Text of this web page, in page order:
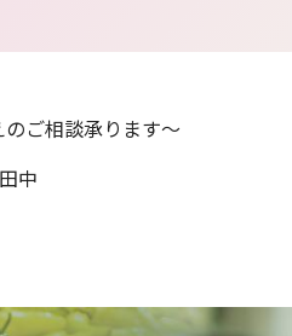
のご相談承ります～
中